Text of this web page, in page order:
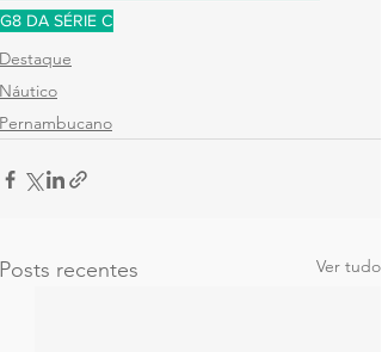
G8 DA SÉRIE C
Destaque
Náutico
Pernambucano
Posts recentes Ver tudo